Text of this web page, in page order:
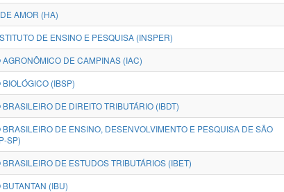
AMOR (HA)
DE ENSINO E PESQUISA (INSPER)
AGRONÔMICO DE CAMPINAS (IAC)
BIOLÓGICO (IBSP)
BRASILEIRO DE DIREITO TRIBUTÁRIO (IBDT)
BRASILEIRO DE ENSINO, DESENVOLVIMENTO E PESQUISA DE SÃO
SP)
BRASILEIRO DE ESTUDOS TRIBUTÁRIOS (IBET)
BUTANTAN (IBU)